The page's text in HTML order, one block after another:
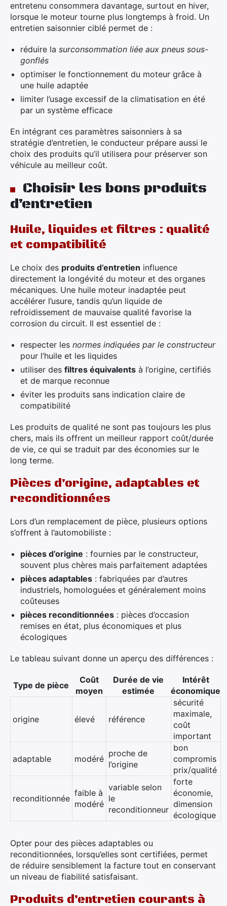
entretenu consommera davantage, surtout en hiver,
lorsque le moteur tourne plus longtemps à froid. Un
entretien saisonnier ciblé permet de :
réduire la surconsommation liée aux pneus sous-
gonflés
optimiser le fonctionnement du moteur grâce à
une huile adaptée
limiter l’usage excessif de la climatisation en été
par un système efficace
En intégrant ces paramètres saisonniers à sa
stratégie d’entretien, le conducteur prépare aussi le
choix des produits qu’il utilisera pour préserver son
véhicule au meilleur coût.
Choisir les bons produits
d’entretien
Huile, liquides et filtres : qualité
et compatibilité
Le choix des produits d’entretien influence
directement la longévité du moteur et des organes
mécaniques. Une huile moteur inadaptée peut
accélérer l’usure, tandis qu’un liquide de
refroidissement de mauvaise qualité favorise la
corrosion du circuit. Il est essentiel de :
respecter les normes indiquées par le constructeur
pour l’huile et les liquides
utiliser des filtres équivalents à l’origine, certifiés
et de marque reconnue
éviter les produits sans indication claire de
compatibilité
Les produits de qualité ne sont pas toujours les plus
chers, mais ils offrent un meilleur rapport coût/durée
de vie, ce qui se traduit par des économies sur le
long terme.
Pièces d’origine, adaptables et
reconditionnées
Lors d’un remplacement de pièce, plusieurs options
s’offrent à l’automobiliste :
pièces d’origine : fournies par le constructeur,
souvent plus chères mais parfaitement adaptées
pièces adaptables : fabriquées par d’autres
industriels, homologuées et généralement moins
coûteuses
pièces reconditionnées : pièces d’occasion
remises en état, plus économiques et plus
écologiques
Le tableau suivant donne un aperçu des différences :
Type de pièce
Coût
moyen
Durée de vie
estimée
Intérêt
économique
origine élevé référence
sécurité
maximale,
coût
important
adaptable modéré
proche de
l’origine
bon
compromis
prix/qualité
reconditionnée
faible à
modéré
variable selon
le
reconditionneur
forte
économie,
dimension
écologique
Opter pour des pièces adaptables ou
reconditionnées, lorsqu’elles sont certifiées, permet
de réduire sensiblement la facture tout en conservant
un niveau de fiabilité satisfaisant.
Produits d’entretien courants à